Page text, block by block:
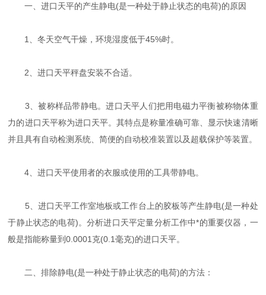
一、进口天平的产生静电(是一种处于静止状态的电荷)的原因
1、冬天空气干燥，环境湿度低于45%时。
2、进口天平秤盘安装不合适。
3、被称样品带静电。进口天平人们把用电磁力平衡被称物体重
力的进口天平称为进口天平。其特点是称量准确可靠、显示快速清晰
并且具有自动检测系统、简便的自动校准装置以及超载保护等装置。
4、进口天平使用者的衣服或使用的工具带静电。
5、进口天平工作室地板或工作台上的胶板等产生静电(是一种处
于静止状态的电荷)。分析进口天平定量分析工作中*的重要仪器，一
般是指能称量到0.0001克(0.1毫克)的进口天平。
二、排除静电(是一种处于静止状态的电荷)的方法：